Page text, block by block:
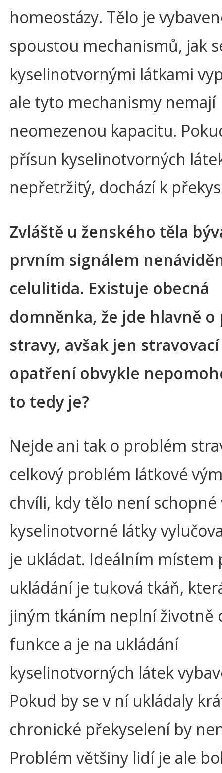
homeostázy. Tělo je
spoustou mechanismů, jak
kyselinotvornými látkami
ale tyto mechanismy nemají
neomezenou kapacitu.
přísun kyselinotvorných
nepřetržitý, dochází k
Zvláště u ženského těla
prvním signálem
celulitida. Existuje obecná
domněnka, že jde hlavně
stravy, avšak jen stravovací
opatření obvykle
to tedy je?
Nejde ani tak o problém
celkový problém látkové
chvíli, kdy tělo není schopné
kyselinotvorné látky
je ukládat. Ideálním místem
ukládání je tuková tkáň,
jiným tkáním neplní životně
funkce a je na ukládání
kyselinotvorných látek
Pokud by se v ní ukládaly
chronické překyselení by
Problém většiny lidí je ale